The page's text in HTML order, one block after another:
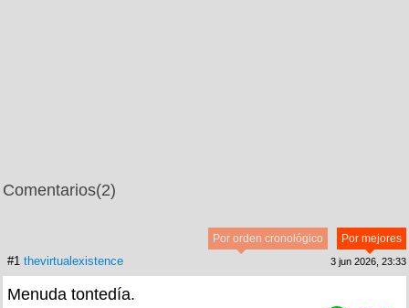
Comentarios(2)
Por mejores
Por orden cronológico
#1 thevirtualexistence 3 jun 2026, 23:33
Menuda tontedía.